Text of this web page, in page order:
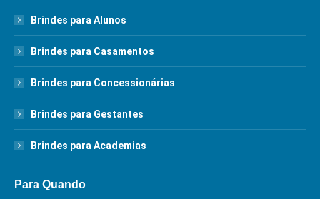
Brindes para Alunos
Brindes para Casamentos
Brindes para Concessionárias
Brindes para Gestantes
Brindes para Academias
Para Quando